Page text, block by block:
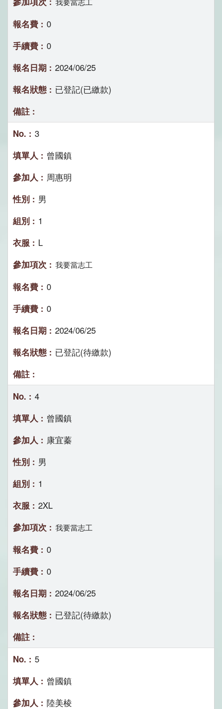
0
0
2024/06/25
已登記(已繳款)
3
曾國鎮
周惠明
男
1
L
我要當志工
0
0
2024/06/25
已登記(待繳款)
4
曾國鎮
康宜蓁
男
1
2XL
我要當志工
0
0
2024/06/25
已登記(待繳款)
5
曾國鎮
陸美棱